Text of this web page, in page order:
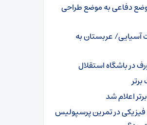
دفاعی به موضع طراحی
آسیایی/ عربستان به
در باشگاه استقلال
اعلام شد
در تمرین پرسپولیس